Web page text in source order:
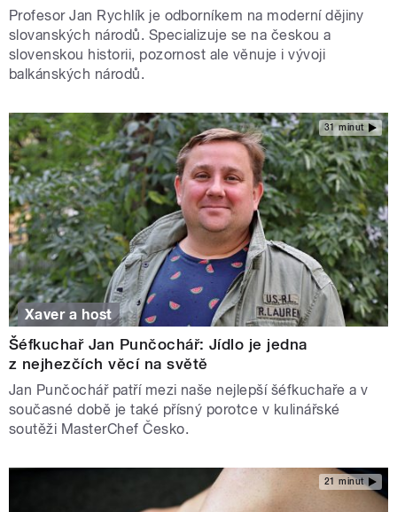
Profesor Jan Rychlík je odborníkem na moderní dějiny
slovanských národů. Specializuje se na českou a
slovenskou historii, pozornost ale věnuje i vývoji
balkánských národů.
31 minut
Xaver a host
Šéfkuchař Jan Punčochář: Jídlo je jedna
z nejhezčích věcí na světě
Jan Punčochář patří mezi naše nejlepší šéfkuchaře a v
současné době je také přísný porotce v kulinářské
soutěži MasterChef Česko.
21 minut